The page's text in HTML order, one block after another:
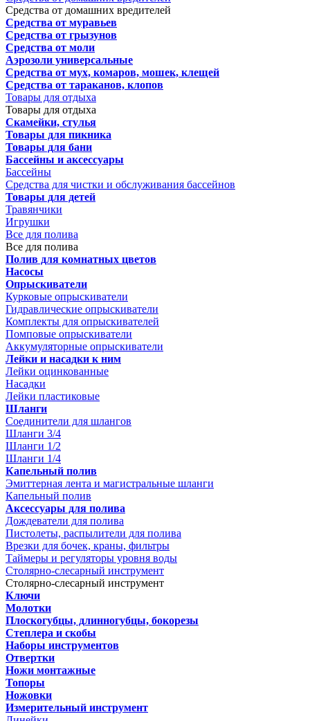
Средства от домашних вредителей
Средства от муравьев
Средства от грызунов
Средства от моли
Аэрозоли универсальные
Средства от мух, комаров, мошек, клещей
Средства от тараканов, клопов
Товары для отдыха
Товары для отдыха
Скамейки, стулья
Товары для пикника
Товары для бани
Бассейны и аксессуары
Бассейны
Средства для чистки и обслуживания бассейнов
Товары для детей
Травянчики
Игрушки
Все для полива
Все для полива
Полив для комнатных цветов
Насосы
Опрыскиватели
Курковые опрыскиватели
Гидравлические опрыскиватели
Комплекты для опрыскивателей
Помповые опрыскиватели
Аккумуляторные опрыскиватели
Лейки и насадки к ним
Лейки оцинкованные
Насадки
Лейки пластиковые
Шланги
Соединители для шлангов
Шланги 3/4
Шланги 1/2
Шланги 1/4
Капельный полив
Эмиттерная лента и магистральные шланги
Капельный полив
Аксессуары для полива
Дождеватели для полива
Пистолеты, распылители для полива
Врезки для бочек, краны, фильтры
Таймеры и регуляторы уровня воды
Столярно-слесарный инструмент
Столярно-слесарный инструмент
Ключи
Молотки
Плоскогубцы, длинногубцы, бокорезы
Степлера и скобы
Наборы инструментов
Отвертки
Ножи монтажные
Топоры
Ножовки
Измерительный инструмент